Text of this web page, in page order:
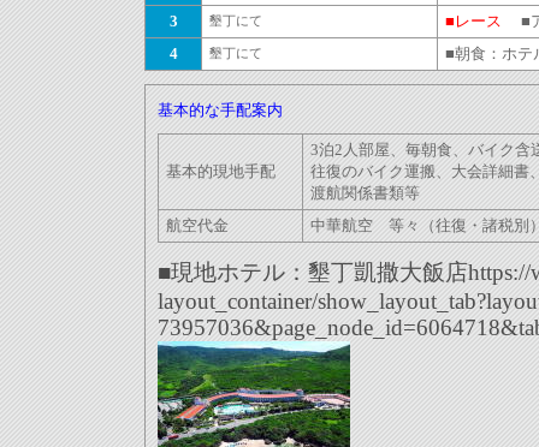
3
墾丁にて ■レース ■
4
墾丁にて ■朝食：ホ
基本的な手配案内
基本的現地手配
3泊2人部屋、毎朝食、バイク含
往復のバイク運搬、 大会詳細書
渡航関係書類等
航空代金
中華航空 等々（往復・諸税別
■現地ホテル：墾丁凱撒大飯店https://
layout_container/